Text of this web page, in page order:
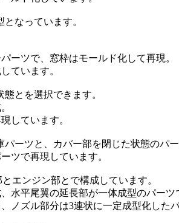
なっています。
ーツで、窓枠はモールド化して再現。
ています。
とを選択できます。
しています。
ーツと、カバー部を閉じた状態のパ
ツで再現しています。
エンジン部とで構成しています。
平尾翼の延長部が一体成型のパーツ
ズル部分は3連状に一定成型化した